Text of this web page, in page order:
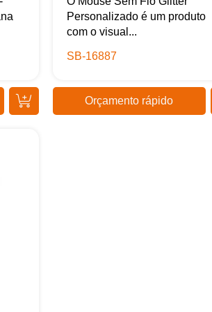
Personalizado é um produto
com o visual...
SB-16887
Orçamento rápido